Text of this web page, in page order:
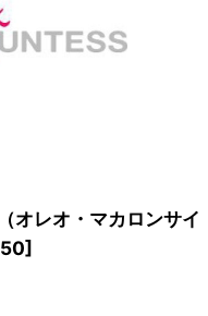
オレオ・マカロンサイ
]